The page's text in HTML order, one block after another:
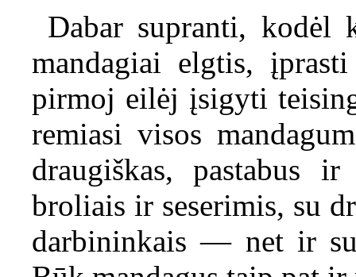
Dabar supranti, kodėl
mandagiai elgtis,
pirmoj eilėj įsigyti
remiasi visos
draugiškas, pastabus
broliais ir seserimis, su
darbininkais — net ir